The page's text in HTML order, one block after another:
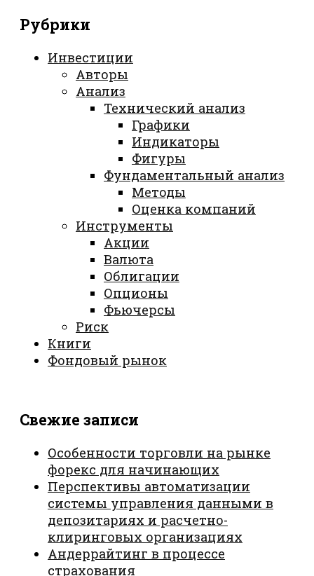
Рубрики
Инвестиции
Авторы
Анализ
Технический анализ
Графики
Индикаторы
Фигуры
Фундаментальный анализ
Методы
Оценка компаний
Инструменты
Акции
Валюта
Облигации
Опционы
Фьючерсы
Риск
Книги
Фондовый рынок
Свежие записи
Особенности торговли на рынке
форекс для начинающих
Перспективы автоматизации
системы управления данными в
депозитариях и расчетно-
клиринговых организациях
Андеррайтинг в процессе
страхования